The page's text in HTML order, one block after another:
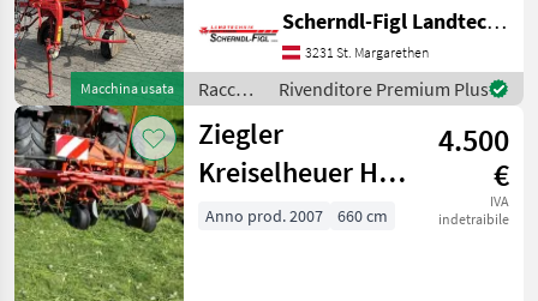
Macchina usata
dell'angolo di spargimento,
Staffa di protezione
Raccolta mangimi
Voltafieno
Scherndl-Figl Landtechnik
3231 St. Margarethen
Raccolta
mangimi
/
Ziegler
Rivenditore Premium Plus
Ziegler
Kreiselheuer HR
671 DH
4.500
€
IVA
indetraibile
Anno prod. 2007 660 cm